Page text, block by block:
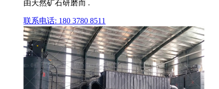
由天然矿石研磨而 .
联系电话: 180 3780 8511